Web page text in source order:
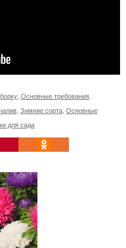
Основные требования
Зимние сорта Основные
для сада